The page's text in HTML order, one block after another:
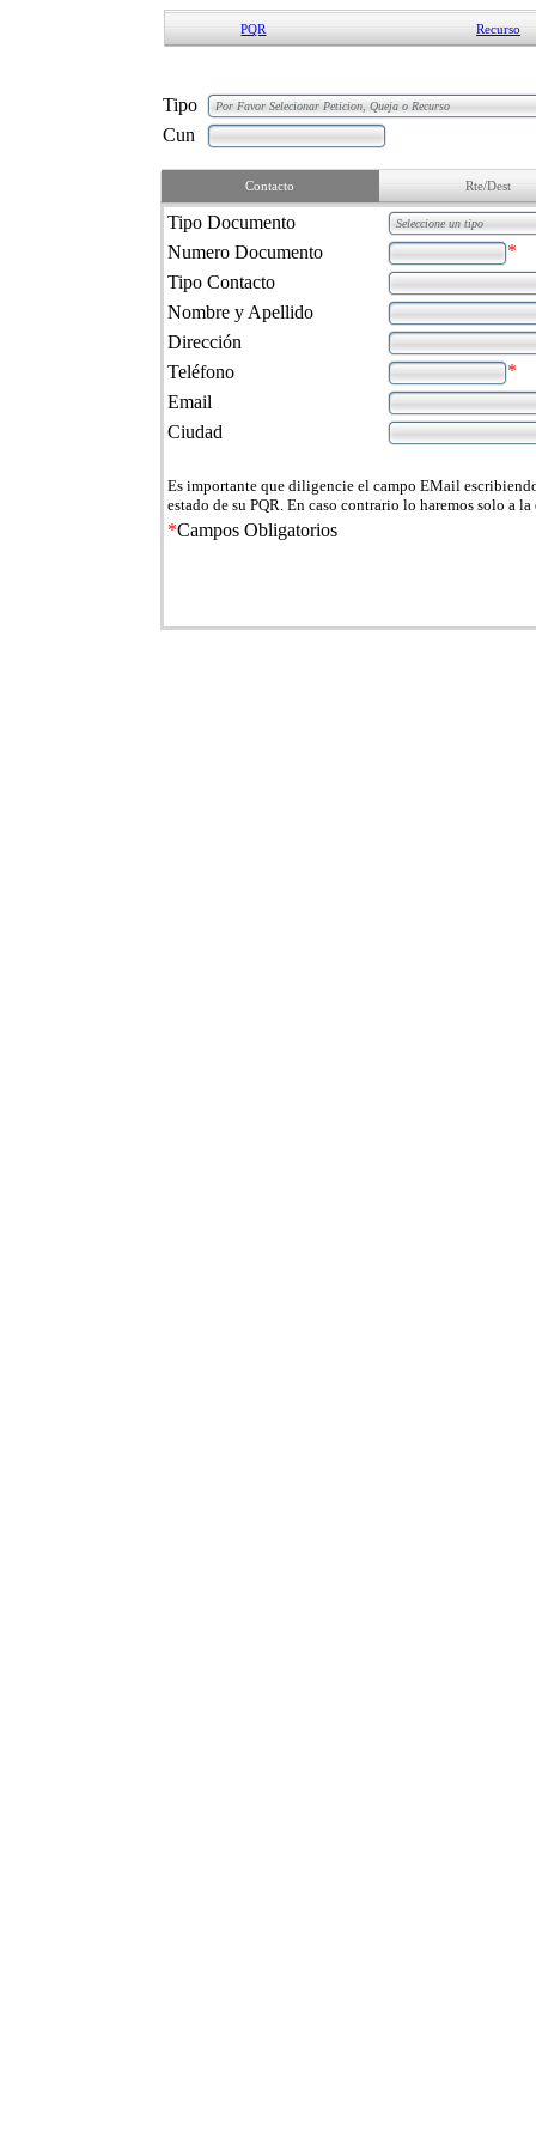
PQR Recurso
Tipo
Cun
Contacto Rte/Dest
Tipo Documento
Numero Documento
*
Tipo Contacto
Nombre y Apellido
Dirección
Teléfono
*
Email
Ciudad
Es importante que diligencie el campo EMail
estado de su PQR. En caso contrario lo haremos solo a
*Campos Obligatorios